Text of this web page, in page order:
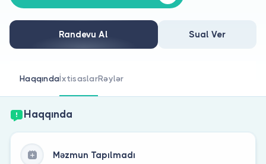
Randevu Al Sual Ver
HaqqındaİxtisaslarRəylər
Haqqında
Məzmun Tapılmadı